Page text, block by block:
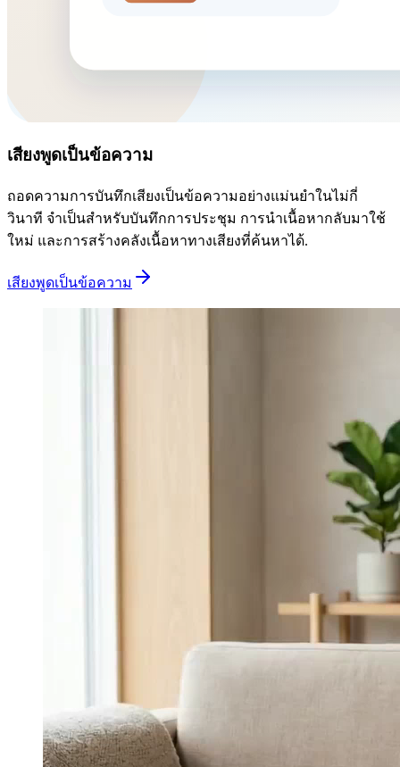
เสียงพูดเป็นข้อความ
ถอดความการบันทึกเสียงเป็นข้อความอย่างแม่นยำในไม่กี่
วินาที จำเป็นสำหรับบันทึกการประชุม การนำเนื้อหากลับมาใช้
ใหม่ และการสร้างคลังเนื้อหาทางเสียงที่ค้นหาได้.
เสียงพูดเป็นข้อความ